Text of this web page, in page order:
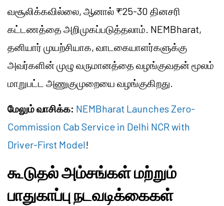
வசூலிக்கவில்லை, ஆனால் ₹25-30 தினசரி
கட்டணத்தை அறிமுகப்படுத்தலாம். NEMBharat,
தனியார் முயற்சியாக, வாடகையாளர்களுக்கு
அவர்களின் முழு வருமானத்தை வழங்குவதன் மூலம்
மாறுபட்ட அணுகுமுறையை வழங்குகிறது.
மேலும் வாசிக்க: NEMBharat Launches Zero-
Commission Cab Service in Delhi NCR with
Driver-First Model!
கூடுதல் அம்சங்கள் மற்றும்
பாதுகாப்பு நடவடிக்கைகள்